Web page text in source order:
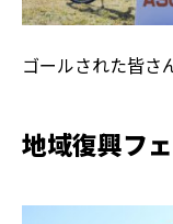
ゴールされた皆さ
地域復興フ